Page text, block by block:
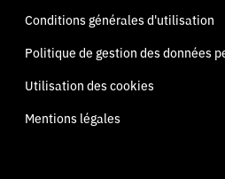
Conditions générales d'utilisation
Politique de gestion des données
Utilisation des cookies
Mentions légales